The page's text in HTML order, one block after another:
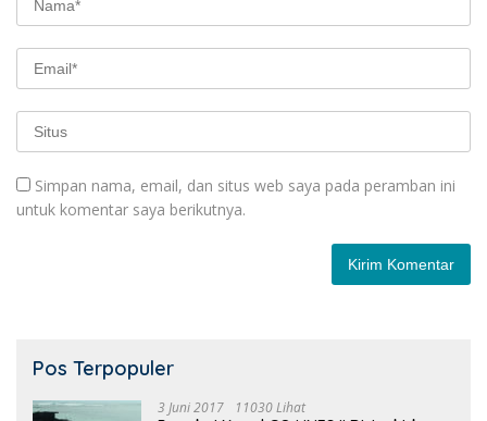
Simpan nama, email, dan situs web saya pada peramban ini
untuk komentar saya berikutnya.
Pos Terpopuler
3 Juni 2017 11030 Lihat